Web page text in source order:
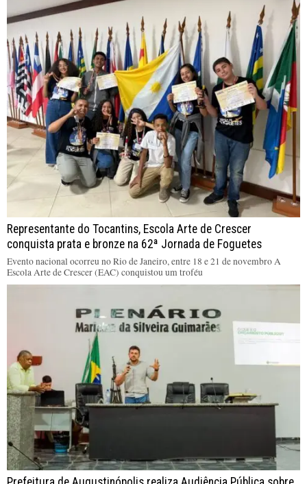
Representante do Tocantins, Escola Arte de Crescer
conquista prata e bronze na 62ª Jornada de Foguetes
Evento nacional ocorreu no Rio de Janeiro, entre 18 e 21 de novembro A
Escola Arte de Crescer (EAC) conquistou um troféu